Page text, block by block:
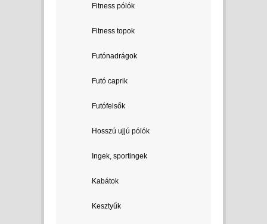
Fitness pólók
Fitness topok
Futónadrágok
Futó caprik
Futófelsők
Hosszú ujjú pólók
Ingek, sportingek
Kabátok
Kesztyűk